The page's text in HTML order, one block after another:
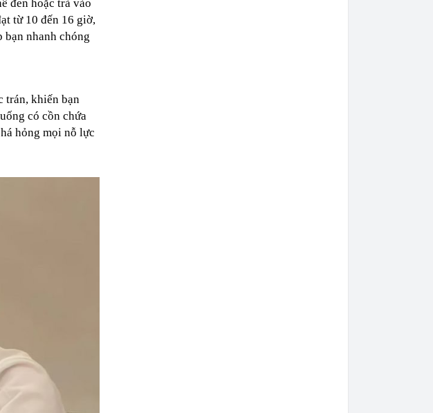
đen hoặc trà vào
từ 10 đến 16 giờ,
bạn nhanh chóng
trán, khiến bạn
có cồn chứa
hỏng mọi nỗ lực